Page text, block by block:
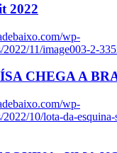
2022
wp-
2022/11/image003-2-
CHEGA A
wp-
10/lota-da-esquina-